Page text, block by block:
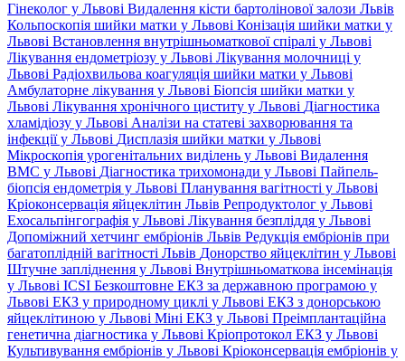
Гінеколог у Львові Видалення кісти бартолінової залози Львів
Кольпоскопія шийки матки у Львові Конізація шийки матки у
Львові Встановлення внутрішньоматкової спіралі у Львові
Лікування ендометріозу у Львові Лікування молочниці у
Львові Радіохвильова коагуляція шийки матки у Львові
Амбулаторне лікування у Львові Біопсія шийки матки у
Львові Лікування хронічного циститу у Львові Діагностика
хламідіозу у Львові Аналізи на статеві захворювання та
інфекції у Львові Дисплазія шийки матки у Львові
Мікроскопія урогенітальних виділень у Львові Видалення
ВМС у Львові Діагностика трихомонади у Львові Пайпель-
біопсія ендометрія у Львові Планування вагітності у Львові
Кріоконсервація яйцеклітин Львів Репродуктолог у Львові
Ехосальпінгографія у Львові Лікування безпліддя у Львові
Допоміжний хетчинг ембріонів Львів Редукція ембріонів при
багатоплідній вагітності Львів Донорство яйцеклітин у Львові
Штучне запліднення у Львові Внутрішньоматкова інсемінація
у Львові ICSI Безкоштовне ЕКЗ за державною програмою у
Львові ЕКЗ у природному циклі у Львові ЕКЗ з донорською
яйцеклітиною у Львові Міні ЕКЗ у Львові Преімплантаційна
генетична діагностика у Львові Кріопротокол ЕКЗ у Львові
Культивування ембріонів у Львові Кріоконсервація ембріонів у